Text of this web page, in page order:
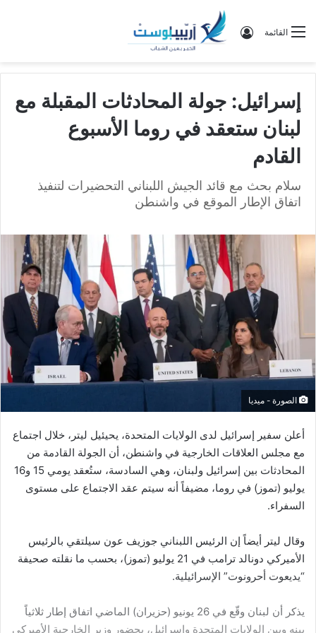
القائمة تسجيل الدخول
إسرائيل: جولة المحادثات المقبلة مع
لبنان ستعقد في روما الأسبوع
القادم
سلام بحث مع قائد الجيش اللبناني التحضيرات لتنفيذ
اتفاق الإطار الموقع في واشنطن
الصورة - ميديا
أعلن سفير إسرائيل لدى الولايات المتحدة، يحيئيل ليتر، خلال اجتماع
مع مجلس العلاقات الخارجية في واشنطن، أن الجولة القادمة من
المحادثات بين إسرائيل ولبنان، وهي السادسة، ستُعقد يومي 15 و16
يوليو (تموز) في روما، مضيفاً أنه سيتم عقد الاجتماع على مستوى
السفراء.
وقال ليتر أيضاً إن الرئيس اللبناني جوزيف عون سيلتقي بالرئيس
الأميركي دونالد ترامب في 21 يوليو (تموز)، بحسب ما نقلته صحيفة
“يديعوت أحرونوت” الإسرائيلية.
يذكر أن لبنان وقّع في 26 يونيو (حزيران) الماضي اتفاق إطار ثلاثياً
بينه وبين الولايات المتحدة وإسرائيل، بحضور وزير الخارجية الأميركي